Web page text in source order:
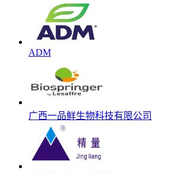
ADM
广西一品鲜生物科技有限公司